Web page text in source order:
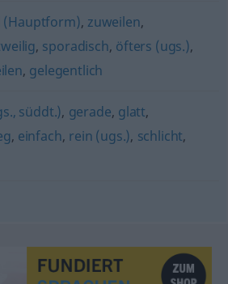
(Hauptform), zuweilen,
, sporadisch, öfters (ugs.),
, gelegentlich
süddt.), gerade, glatt,
, einfach, rein (ugs.), schlicht,